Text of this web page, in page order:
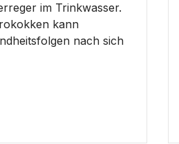
im Trinkwasser.
kann
nach sich